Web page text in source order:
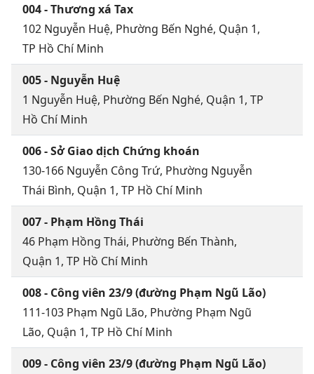
004 - Thương xá Tax
102 Nguyễn Huệ, Phường Bến Nghé, Quận 1,
TP Hồ Chí Minh
005 - Nguyễn Huệ
1 Nguyễn Huệ, Phường Bến Nghé, Quận 1, TP
Hồ Chí Minh
006 - Sở Giao dịch Chứng khoán
130-166 Nguyễn Công Trứ, Phường Nguyễn
Thái Bình, Quận 1, TP Hồ Chí Minh
007 - Phạm Hồng Thái
46 Phạm Hồng Thái, Phường Bến Thành,
Quận 1, TP Hồ Chí Minh
008 - Công viên 23/9 (đường Phạm Ngũ Lão)
111-103 Phạm Ngũ Lão, Phường Phạm Ngũ
Lão, Quận 1, TP Hồ Chí Minh
009 - Công viên 23/9 (đường Phạm Ngũ Lão)